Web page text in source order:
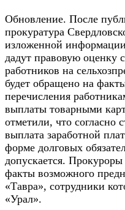
Обновление. После
прокуратура
изложенной
дадут правовую оценку
работников на
будет обращено на
перечисления
выплаты товарными
отметили, что согласно
выплата заработной
форме долговых
допускается.
факты возможного
«Тавра», сотрудники
«Урал».